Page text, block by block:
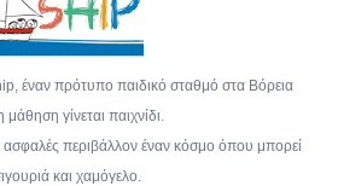
έναν πρότυπο παιδικό σταθμό στα Βόρεια
γίνεται παιχνίδι.
ασφαλές περιβάλλον έναν κόσμο όπου μπορεί
και χαμόγελο.